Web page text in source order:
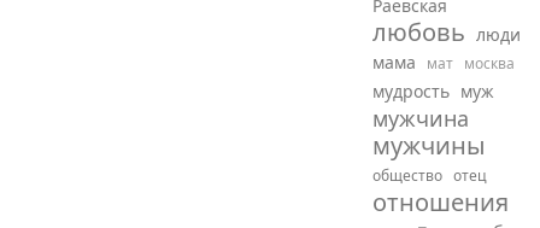
Раевская
любовь люди
мама
мат москва
мудрость муж
мужчина
мужчины
общество отец
отношения